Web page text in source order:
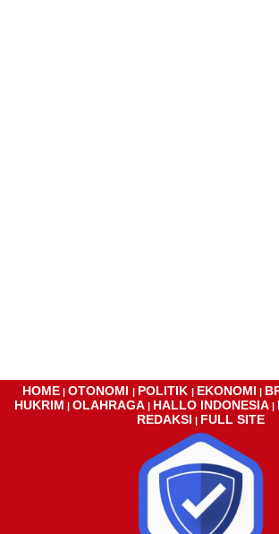
HOME OTONOMI POLITIK EKONOMI
HUKRIM OLAHRAGA HALLO INDONESIA
REDAKSI FULL SITE